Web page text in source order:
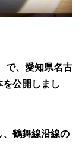
、愛知県名古
公開しまし
鶴舞線沿線の